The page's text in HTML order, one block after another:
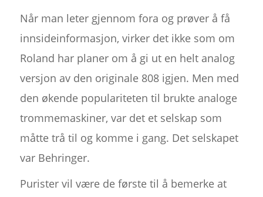
Når man leter gjennom fora og prøver å få
innsideinformasjon, virker det ikke som om
Roland har planer om å gi ut en helt analog
versjon av den originale 808 igjen. Men med
den økende populariteten til brukte analoge
trommemaskiner, var det et selskap som
måtte trå til og komme i gang. Det selskapet
var Behringer.
Purister vil være de første til å bemerke at